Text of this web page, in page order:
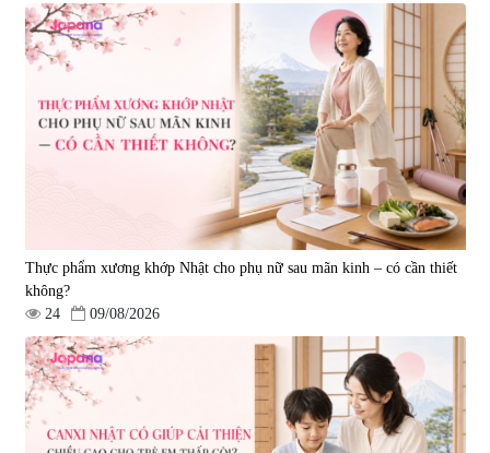
Viên uống hỗ trợ giấc ngủ Fujina
Sleepy Nhật Bản 80 viên
Viên uống phòng ngừa & hỗ trợ
điều trị đột quỵ Biken Kinase
Gold 60 viên
|0
1.570.000 đ
Thực phẩm xương khớp Nhật cho phụ nữ sau mãn kinh – có cần thiết
không?
24
09/08/2026